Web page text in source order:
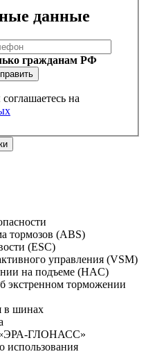
данные
гражданам РФ
на
тормозов (ABS)
(ESC)
управления (VSM)
на подъеме (HAC)
экстренном торможении
в шинах
«ЭРА-ГЛОНАСС»
использования